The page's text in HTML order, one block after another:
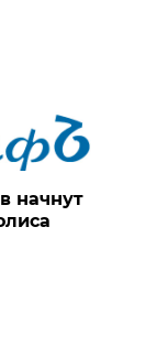
начнут